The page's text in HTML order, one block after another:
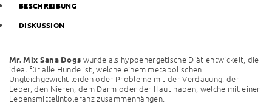
BESCHREIBUNG
DISKUSSION
Mr. Mix Sana Dogs wurde als hypoenergetische Diät entwickelt, die
ideal für alle Hunde ist, welche einem metabolischen
Ungleichgewicht leiden oder Probleme mit der Verdauung, der
Leber, den Nieren, dem Darm oder der Haut haben, welche mit einer
Lebensmittelintoleranz zusammenhängen.